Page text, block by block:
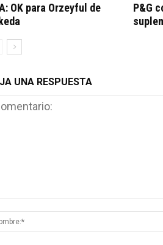
OK para Orzeyful de
P&G
UNA RESPUESTA